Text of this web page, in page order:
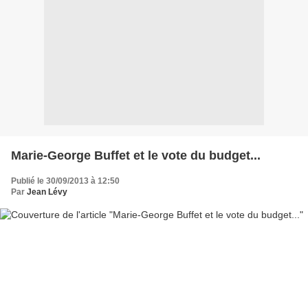
Marie-George Buffet et le vote du budget...
Publié le 30/09/2013 à 12:50
Par Jean Lévy